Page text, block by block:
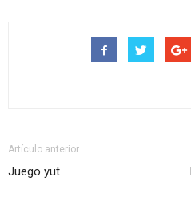
Artículo anterior
Juego yut